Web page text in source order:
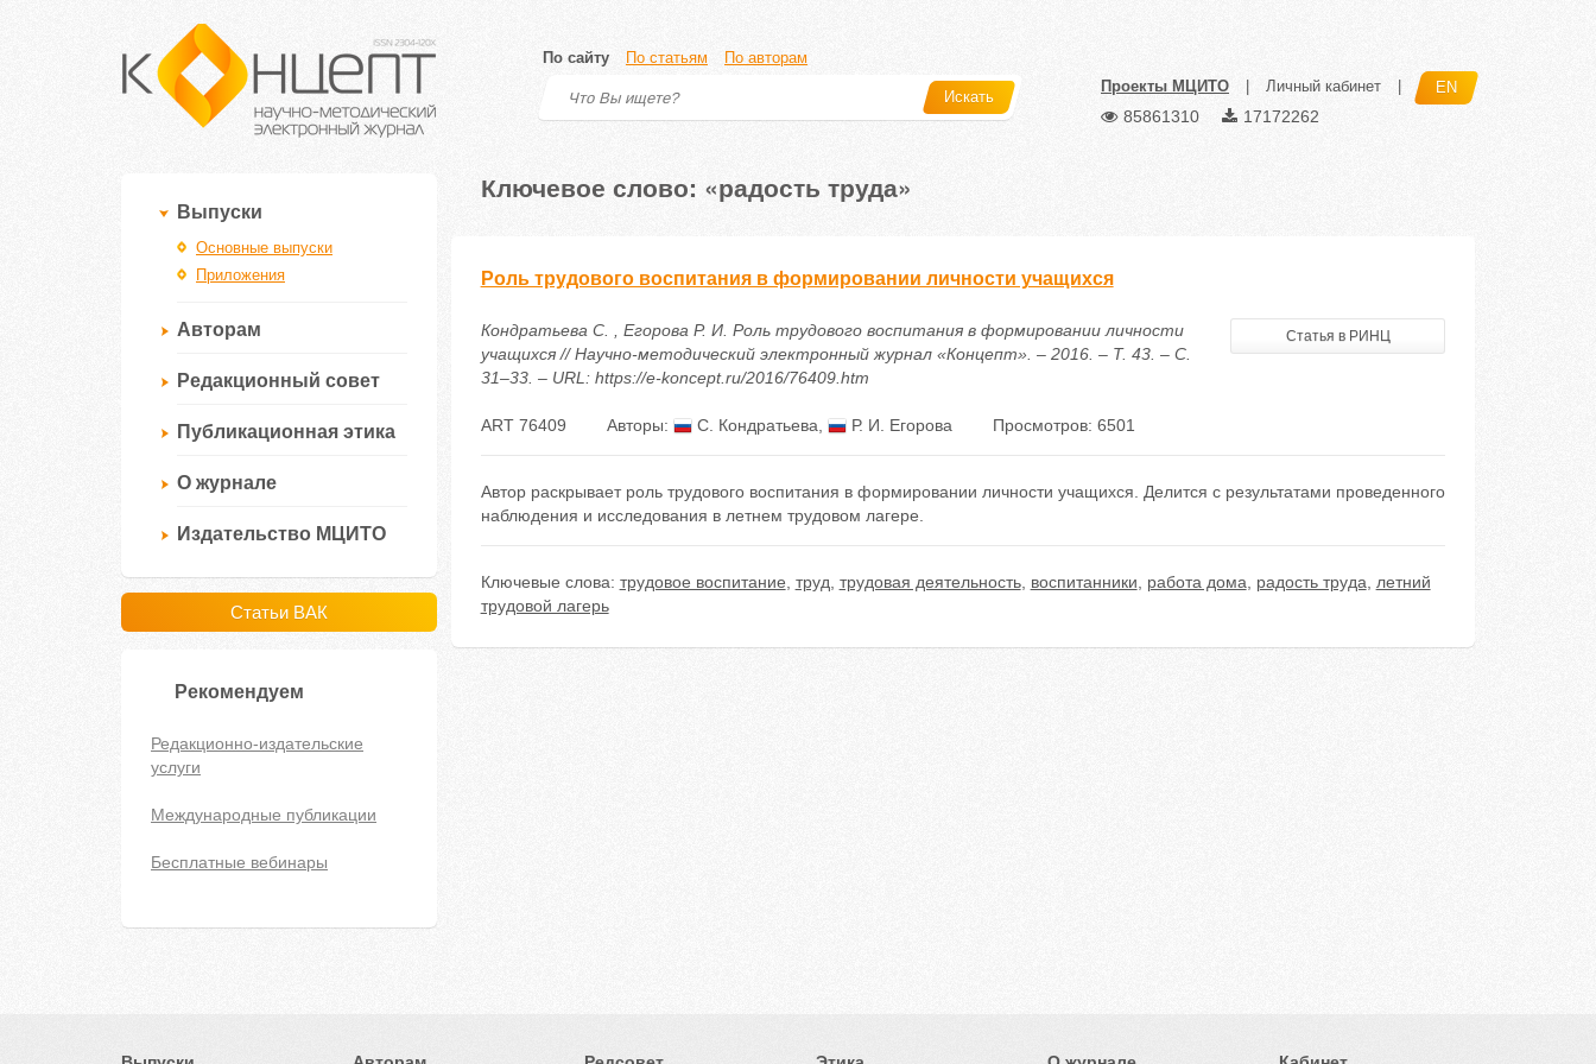
По сайту По статьям По авторам
Искать
Проекты МЦИТО Личный кабинет EN
85861310 17172262
Выпуски
Основные выпуски
Приложения
Авторам
Редакционный совет
Публикационная этика
О журнале
Издательство МЦИТО
Статьи ВАК
Рекомендуем
Редакционно-издательские
услуги
Международные публикации
Бесплатные вебинары
Ключевое слово: «радость труда»
Роль трудового воспитания в формировании личности учащихся
Кондратьева С. , Егорова Р. И. Роль трудового воспитания в формировании личности
учащихся // Научно-методический электронный журнал «Концепт». – 2016. – Т. 43. – С.
31–33. – URL: https://e-koncept.ru/2016/76409.htm
Статья в РИНЦ
ART 76409 Авторы: С. Кондратьева Р. И. Егорова Просмотров: 6501
Автор раскрывает роль трудового воспитания в формировании личности учащихся. Делится с результатами проведенного
наблюдения и исследования в летнем трудовом лагере.
Ключевые слова: трудовое воспитание труд трудовая деятельность, воспитанники работа дома радость труда
летний
трудовой лагерь